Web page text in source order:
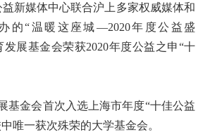
益新媒体中心联合沪上多家权威媒体和
的“温暖这座城—2020年度公益盛
发展基金会荣获2020年度公益之申“十
基金会首次入选上海市年度“十佳公益
唯一获次殊荣的大学基金会。